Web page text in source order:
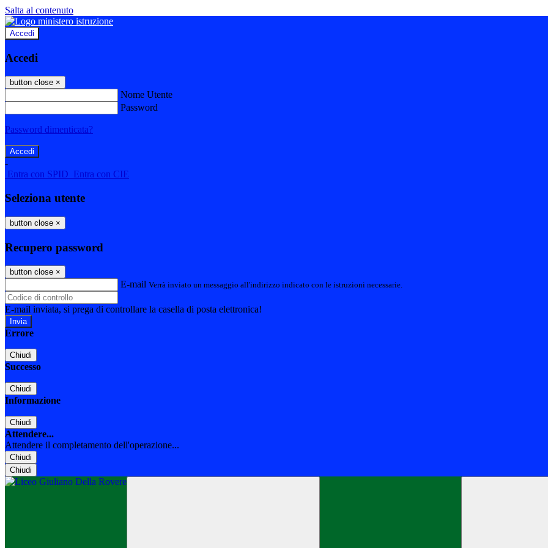
Salta al contenuto
Accedi
Accedi
button close ×
Nome Utente
Password
Password dimenticata?
-
Entra con SPID Entra con CIE
Seleziona utente
button close ×
Recupero password
button close ×
E-mail Verrà inviato un messaggio all'indirizzo indicato con le istruzioni necessarie.
E-mail inviata, si prega di controllare la casella di posta elettronica!
Errore
Chiudi
Successo
Chiudi
Informazione
Chiudi
Attendere...
Attendere il completamento dell'operazione...
Chiudi
Chiudi